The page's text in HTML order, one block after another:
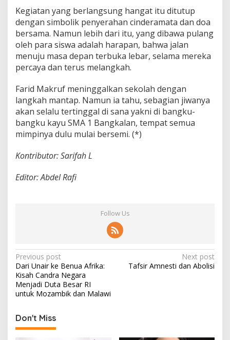
Kegiatan yang berlangsung hangat itu ditutup
dengan simbolik penyerahan cinderamata dan doa
bersama. Namun lebih dari itu, yang dibawa pulang
oleh para siswa adalah harapan, bahwa jalan
menuju masa depan terbuka lebar, selama mereka
percaya dan terus melangkah.
Farid Makruf meninggalkan sekolah dengan
langkah mantap. Namun ia tahu, sebagian jiwanya
akan selalu tertinggal di sana yakni di bangku-
bangku kayu SMA 1 Bangkalan, tempat semua
mimpinya dulu mulai bersemi. (*)
Kontributor: Sarifah L
Editor: Abdel Rafi
Follow Us
P
o
s
t
n
a
Previous post
Dari Unair ke Benua Afrika:
Kisah Candra Negara
Menjadi Duta Besar RI
untuk Mozambik dan Malawi
Next post
Tafsir Amnesti dan Abolisi
Don't Miss